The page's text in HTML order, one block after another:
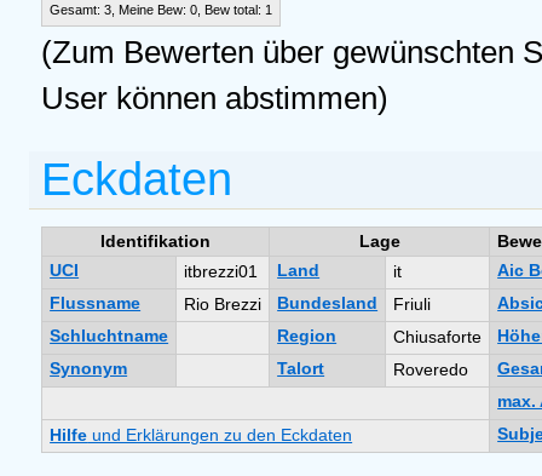
Gesamt: 3, Meine Bew: 0, Bew total: 1
(Zum Bewerten über gewünschten
User können abstimmen)
Eckdaten
Identifikation Lage
UCI
itbrezzi01 Land it
Aic
Flussname
Rio Brezzi Bundesland Friuli
Schluchtname
Region Chiusaforte
Synonym
Talort Roveredo
max.
Hilfe und Erklärungen zu den Eckdaten